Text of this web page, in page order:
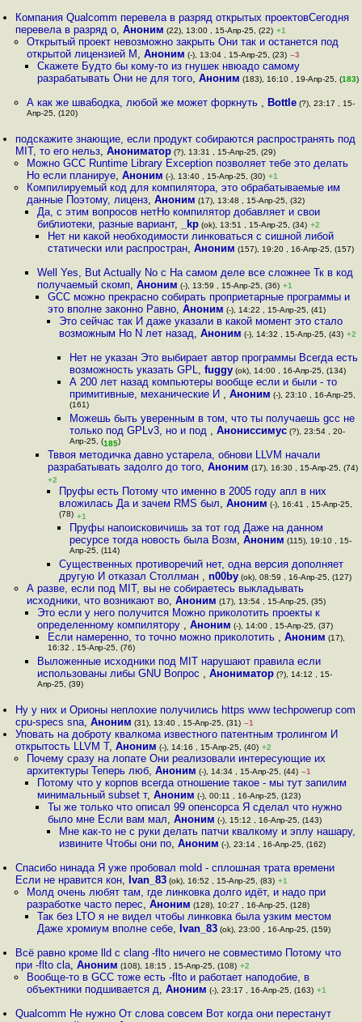
Компания Qualcomm перевела в разряд открытых проектовСегодня
перевела в разряд о,Аноним (22), 13:00 , 15-Апр-25, (22) +1
Открытый проект невозможно закрыть Они так и останется под
открытой лицензией М , Аноним (-), 13:04 , 15-Апр-25, (23) –3
Скажете Будто бы кому-то из гнушек нвюадо самому
разрабатывать Они не для того, Аноним (183), 16:10 , 19-Апр-25, (183)
А как же шва6одка, любой же может форкнуть , Bottle(?), 23:17 , 15-
Апр-25, (120)
подскажите знающие, если продукт собираются распространять под
MIT, то его нельз,Анониматор (?), 13:31 , 15-Апр-25, (29)
Можно GCC Runtime Library Exception позволяет тебе это делать
Но если планируе, Аноним (-), 13:40 , 15-Апр-25, (30) +1
Компилируемый код для компилятора, это обрабатываемые им
данные Поэтому, лиценз, Аноним (17), 13:48 , 15-Апр-25, (32)
Да, с этим вопросов нетНо компилятор добавляет и свои
библиотеки, разные вариант, _kp(ok), 13:51 , 15-Апр-25, (34) +2
Нет ни какой необходимости линковаться с сишной либой
статически или распростран,Аноним (157), 19:20 , 16-Апр-25, (157)
Well Yes, But Actually No c На самом деле все сложнее Тк в код
получаемый скомп, Аноним (-), 13:59 , 15-Апр-25, (36) +1
GCC можно прекрасно собирать проприетарные программы и
это вполне законно Равно,Аноним (-), 14:22 , 15-Апр-25, (41)
Это сейчас так И даже указали в какой момент это стало
возможным Но N лет назад, Аноним (-), 14:32 , 15-Апр-25, (43) +2
Нет не указан Это выбирает автор программы Всегда есть
возможность указать GPL, fuggy(ok), 14:00 , 16-Апр-25, (134)
А 200 лет назад компьютеры вообще если и были - то
примитивные, механические И , Аноним (-), 23:10 , 16-Апр-25,
(161)
Можешь быть уверенным в том, что ты получаешь gcc не
только под GPLv3, но и под , Анониссимус(?), 23:54 , 20-
Апр-25, (185)
Тввоя методичка давно устарела, обнови LLVM начали
разрабатывать задолго до того,Аноним (17), 16:30 , 15-Апр-25, (74)
+2
Пруфы есть Потому что именно в 2005 году апл в них
вложилась Да и зачем RMS был, Аноним (-), 16:41 , 15-Апр-25,
(78) +1
Пруфы напоисковичишь за тот год Даже на данном
ресурсе тогда новость была Возм, Аноним (115), 19:10 , 15-
Апр-25, (114)
Существенных противоречий нет, одна версия дополняет
другую И отказал Столлман , n00by(ok), 08:59 , 16-Апр-25, (127)
А разве, если под MIT, вы не собираетесь выкладывать
исходники, что возникают во, Аноним (17), 13:54 , 15-Апр-25, (35)
Это если у него получится Можно приколотить проекты к
определенному компилятору , Аноним (-), 14:00 , 15-Апр-25, (37)
Если намеренно, то точно можно приколотить ,Аноним (17),
16:32 , 15-Апр-25, (76)
Выложенные исходники под MIT нарушают правила если
использованы либы GNU Вопрос , Анониматор(?), 14:12 , 15-
Апр-25, (39)
Ну у них и Орионы неплохие получились https www techpowerup com
cpu-specs sna,Аноним (31), 13:40 , 15-Апр-25, (31) –1
Уповать на доброту квалкома известного патентным тролингом И
открытость LLVM Т,Аноним (-), 14:16 , 15-Апр-25, (40) +2
Почему сразу на лопате Они реализовали интересующие их
архитектуры Теперь люб, Аноним (-), 14:34 , 15-Апр-25, (44) –1
Потому что у корпов всегда отношение такое - мы тут запилим
минимальный subset т, Аноним (-), 00:11 , 16-Апр-25, (123)
Ты же только что описал 99 опенсорса Я сделал что нужно
было мне Если вам мал,Аноним (-), 15:12 , 16-Апр-25, (143)
Мне как-то не с руки делать патчи квалкому и эплу нашару,
извините Чтобы они по, Аноним (-), 23:14 , 16-Апр-25, (162)
Спасибо нинада Я уже пробовал mold - сплошная трата времени
Если не нравится кон, Ivan_83 (ok), 16:52 , 15-Апр-25, (83) +1
Молд очень любят там, где линковка долго идёт, и надо при
разработке часто перес, Аноним (128), 10:27 , 16-Апр-25, (128)
Так без LTO я не видел чтобы линковка была узким местом
Даже хромиум вполне себе, Ivan_83(ok), 23:00 , 16-Апр-25, (159)
Всё равно кроме lld с clang -flto ничего не совместимо Потому что
при -flto cla,Аноним (108), 18:15 , 15-Апр-25, (108) +2
Вообще-то в GCC тоже есть -flto и работает наподобие, в
объектники подшивается д, Аноним (-), 23:17 , 16-Апр-25, (163) +1
Qualcomm Не нужно От слова совсем Вот когда они перестанут